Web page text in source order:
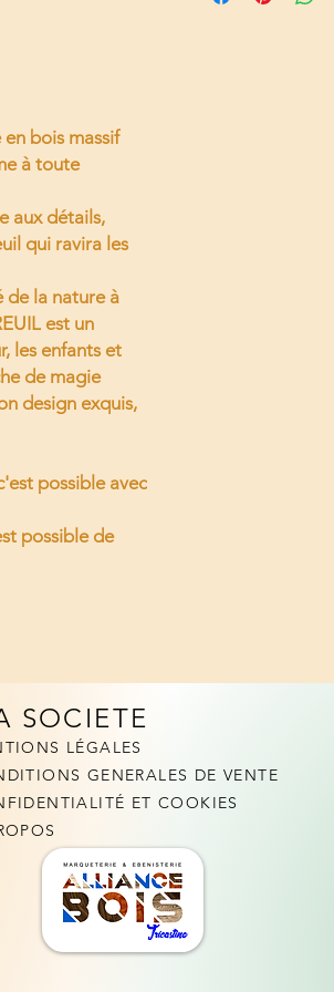
bois massif
à toute
aux détails,
qui ravira les
de la nature à
est un
les enfants et
de magie
design exquis,
possible avec
possible de
SOCIETE
LÉGALES
GENERALES DE VENTE
ET COOKIES